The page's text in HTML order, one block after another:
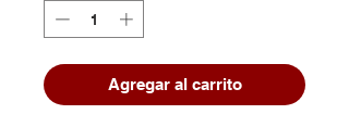
Agregar al carrito